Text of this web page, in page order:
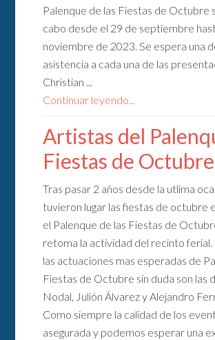
Palenque de las Fiestas de Octubre
cabo desde el 29 de septiembre
noviembre de 2023. Se espera una
asistencia a cada una de las
Christian ...
Continuar leyendo...
Artistas del
Fiestas de
Tras pasar 2 años desde la utlima
tuvieron lugar las fiestas de octubre
el Palenque de las Fiestas de
retoma la actividad del recinto ferial.
las actuaciones mas esperadas de
Fiestas de Octubre sin duda son las
Nodal, Julión Álvarez y Alejandro
Como siempre la calidad de los
asegurada y podemos esperar una